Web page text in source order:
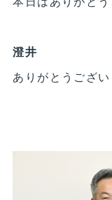
澄井
ありがとうござい